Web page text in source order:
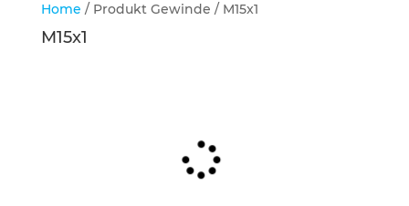
Home / Produkt Gewinde / M15x1
M15x1